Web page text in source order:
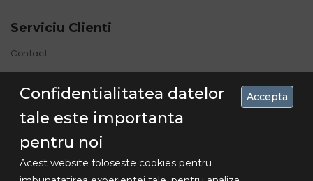
Serviciu Clienti
Contact
Confidentialitatea datelor
tale este importanta
pentru noi
Acest website foloseste cookies pentru
Accepta